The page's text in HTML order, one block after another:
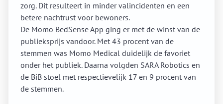
zorg. Dit resulteert in minder valincidenten en een
betere nachtrust voor bewoners.
De Momo BedSense App ging er met de winst van de
publieksprijs vandoor. Met 43 procent van de
stemmen was Momo Medical duidelijk de favoriet
onder het publiek. Daarna volgden SARA Robotics en
de BiB stoel met respectievelijk 17 en 9 procent van
de stemmen.